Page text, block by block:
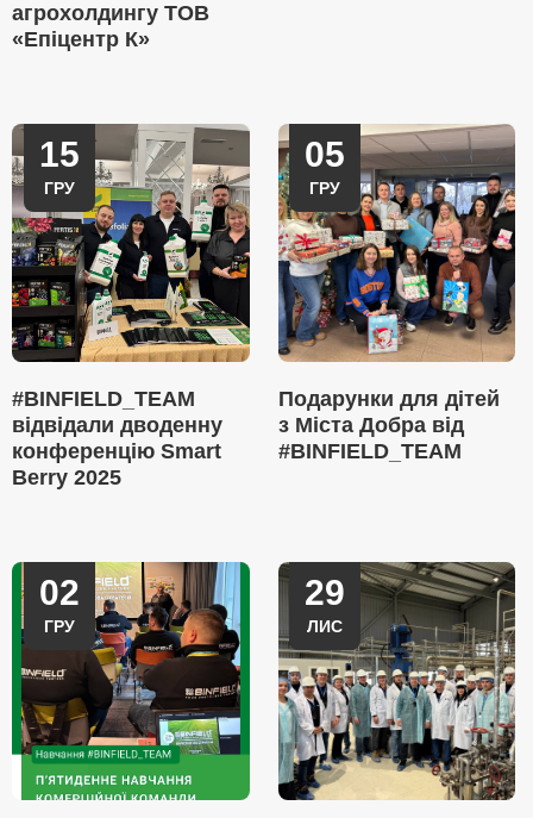
агрохолдингу ТОВ
«Епіцентр К»
15
ГРУ
#BINFIELD_TEAM
відвідали дводенну
конференцію Smart
Berry 2025
05
ГРУ
Подарунки для дітей
з Міста Добра від
#BINFIELD_TEAM
02
ГРУ
29
ЛИС